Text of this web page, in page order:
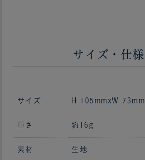
サイズ・仕様
サイズ H 105mmxW 73mm
重さ 約16g
素材 生地